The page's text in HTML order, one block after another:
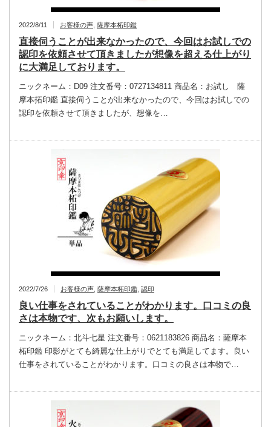
2022/8/11 お客様の声 薩摩本柘印鑑
直接伺うことが出来なかったので、今回はお試しでの
認印を依頼させて頂きましたが想像を超える仕上がり
に大満足しております。
ニックネーム：D09 注文番号：0727134811 商品名：お試し 薩
摩本拓印鑑 直接伺うことが出来なかったので、今回はお試しでの
認印を依頼させて頂きましたが、想像を…
2022/7/26 お客様の声 薩摩本柘印鑑 認印
良い仕事をされていることがわかります。口コミの良
さは本物です、次もお願いします。
ニックネーム：北斗七星 注文番号：0621183826 商品名：薩摩本
柘印鑑 印影がとても綺麗な仕上がりでとても満足してます。良い
仕事をされていることがわかります。口コミの良さは本物で…